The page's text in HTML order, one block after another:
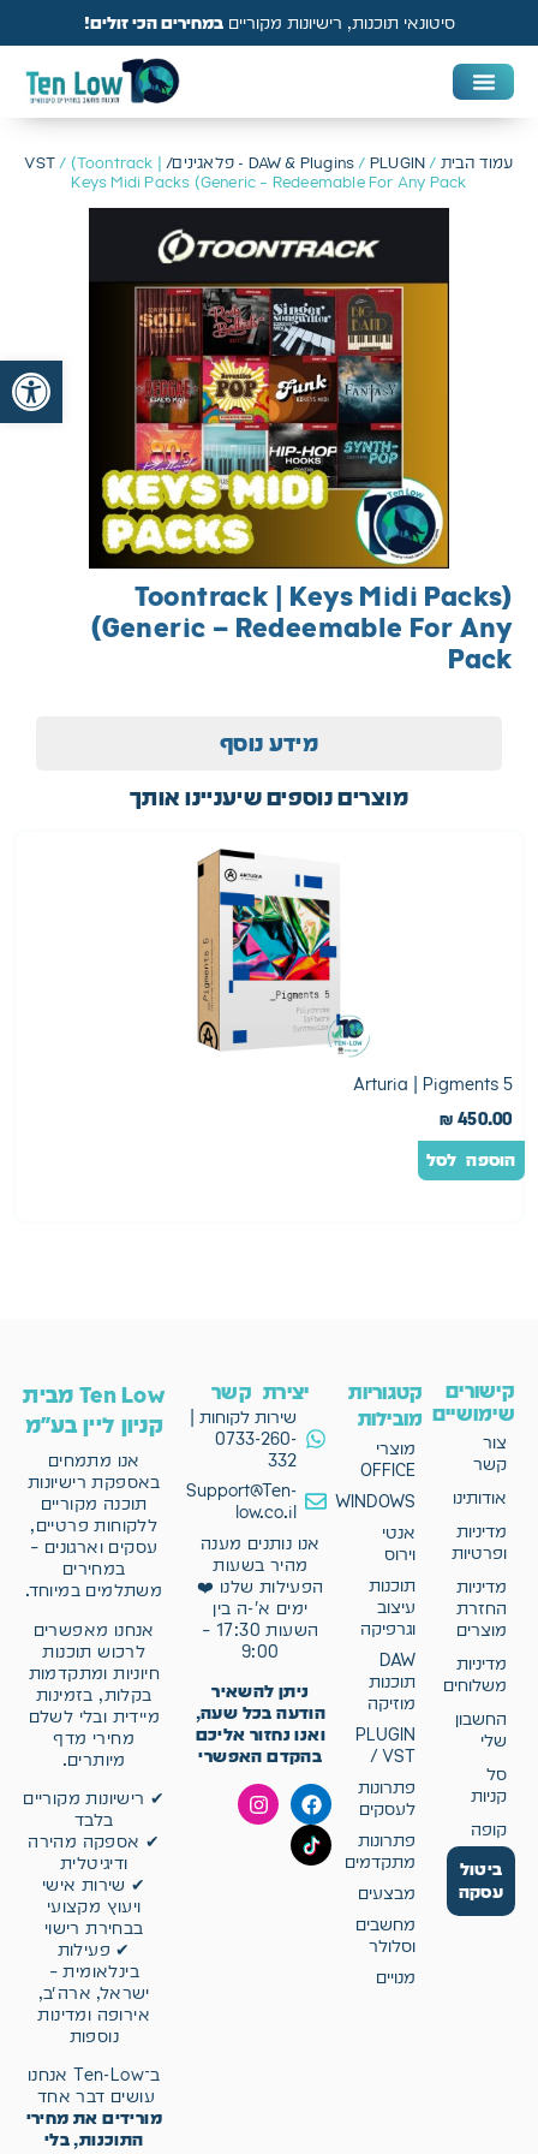
סיטונאי תוכנות, רישיונות מקורייםבמחירים הכי זולים!
עמוד הבית /
DAW & Plugins/ PLUGIN - פלאגינים/ VST
/ (Toontrack |
Keys Midi Packs (Generic – Redeemable For Any Pack
(Toontrack | Keys Midi Packs
(Generic – Redeemable For Any
Pack
מידע נוסף
מוצרים נוספים שיעניינו אותך
Arturia | Pigments 5
₪ 450.00
הוספה לסל
קישורים
שימושיים
צור
קשר
אודותינו
מדיניות
ופרטיות
מדיניות
החזרת
מוצרים
מדיניות
משלוחים
החשבון
שלי
סל
קניות
קופה
ביטול
עסקה
קטגוריות
מובילות
מוצרי
OFFICE
WINDOWS
אנטי
וירוס
תוכנות
עיצוב
וגרפיקה
DAW
תוכנות
מוזיקה
PLUGIN
/ VST
פתרונות
לעסקים
פתרונות
מתקדמים
מבצעים
מחשבים
וסלולר
מנויים
יצירת קשר
שירות לקוחות |
0733-260-
332
Support@Ten-
low.co.il
אנו נותנים מענה
מהיר בשעות
הפעילות שלנו ❤️
ימים א'-ה בין
השעות 17:30 –
9:00
ניתן להשאיר
הודעה בכל שעה,
ואנו נחזור אליכם
בהקדם האפשרי
Ten Low מבית
קניון ליין בע"מ
אנו מתמחים
באספקת רישיונות
תוכנה מקוריים
ללקוחות פרטיים,
עסקים וארגונים –
במחירים
משתלמים במיוחד.
אנחנו מאפשרים
לרכוש תוכנות
חיוניות ומתקדמות
בקלות, בזמינות
מיידית ובלי לשלם
מחירי מדף
מיותרים.
✔ רישיונות מקוריים
בלבד
✔ אספקה מהירה
ודיגיטלית
✔ שירות אישי
ויעוץ מקצועי
בבחירת רישוי
✔ פעילות
בינלאומית –
ישראל, ארה״ב,
אירופה ומדינות
נוספות
ב־Ten-Low אנחנו
עושים דבר אחד
מורידים את מחירי
התוכנות, בלי